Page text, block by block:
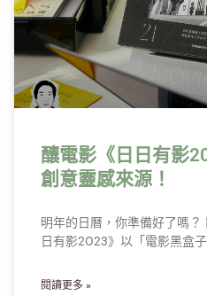
釀電影《日日有影
創意靈感來源！
明年的日曆，你準備好了嗎？
日有影2O23》以「電影黑盒
閱讀更多 »